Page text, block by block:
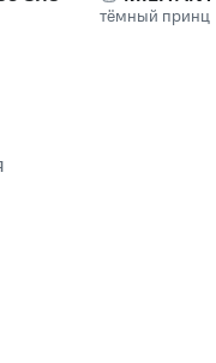
тёмный принц